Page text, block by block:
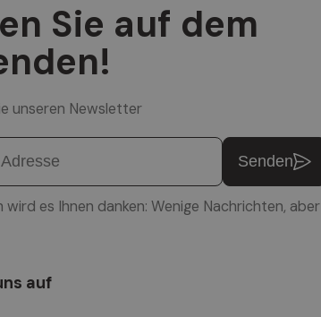
Sie auf dem
unseren Newsletter
Senden
wird es Ihnen danken: Wenige Nachrichten, aber
auf